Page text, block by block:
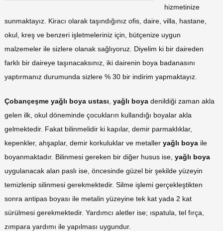
hizmetinize
sunmaktayız. Kiracı olarak taşındığınız ofis, daire, villa, hastane,
okul, kreş ve benzeri işletmeleriniz için, bütçenize uygun
malzemeler ile sizlere olanak sağlıyoruz. Diyelim ki bir daireden
farklı bir daireye taşınacaksınız, iki dairenin boya badanasını
yaptırmanız durumunda sizlere % 30 bir indirim yapmaktayız.
Çobançeşme yağlı boya ustası yağlı boya denildiği zaman akla
gelen ilk, okul döneminde çocukların kullandığı boyalar akla
gelmektedir. Fakat bilinmelidir ki kapılar, demir parmaklıklar,
kepenkler, ahşaplar, demir korkuluklar ve metaller yağlı boya ile
boyanmaktadır. Bilinmesi gereken bir diğer husus ise, yağlı boya
uygulanacak alan paslı ise, öncesinde güzel bir şekilde yüzeyin
temizlenip silinmesi gerekmektedir. Silme işlemi gerçekleştikten
sonra antipas boyası ile metalin yüzeyine tek kat yada 2 kat
sürülmesi gerekmektedir. Yardımcı aletler ise; ıspatula, tel fırça,
zımpara yardımı ile yapılması uygundur.